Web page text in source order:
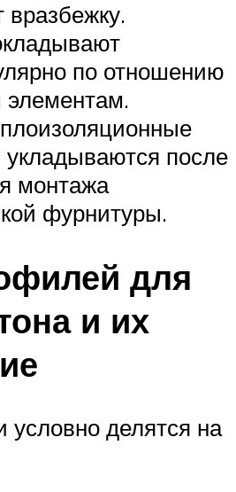
по отношению
элементам.
после
монтажа
фурнитуры.
для
и их
условно делятся на